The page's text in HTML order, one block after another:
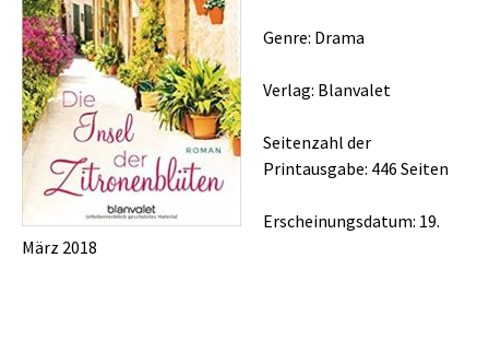
Genre: Drama
Verlag: Blanvalet
Seitenzahl der
Printausgabe: 446 Seiten
Erscheinungsdatum: 19.
März 2018